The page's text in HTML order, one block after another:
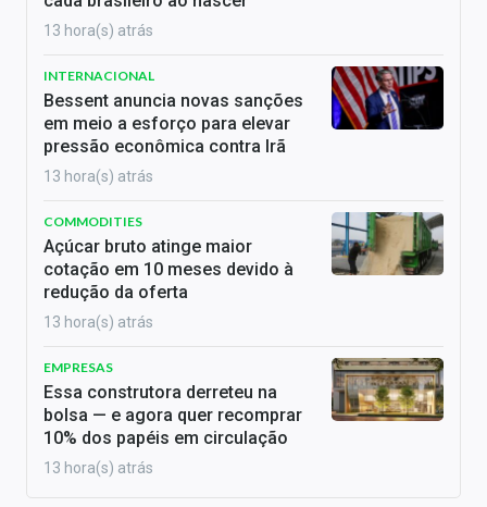
13 hora(s) atrás
INTERNACIONAL
Bessent anuncia novas sanções
em meio a esforço para elevar
pressão econômica contra Irã
13 hora(s) atrás
COMMODITIES
Açúcar bruto atinge maior
cotação em 10 meses devido à
redução da oferta
13 hora(s) atrás
EMPRESAS
Essa construtora derreteu na
bolsa — e agora quer recomprar
10% dos papéis em circulação
13 hora(s) atrás